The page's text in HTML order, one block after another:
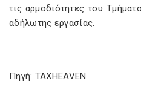
τις αρμοδιότητες του
αδήλωτης εργασίας.
Πηγή: TAXHEAVEN